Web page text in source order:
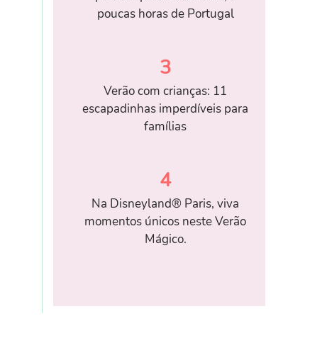
poucas horas de Portugal
3
Verão com crianças: 11
escapadinhas imperdíveis para
famílias
4
Na Disneyland® Paris, viva
momentos únicos neste Verão
Mágico.